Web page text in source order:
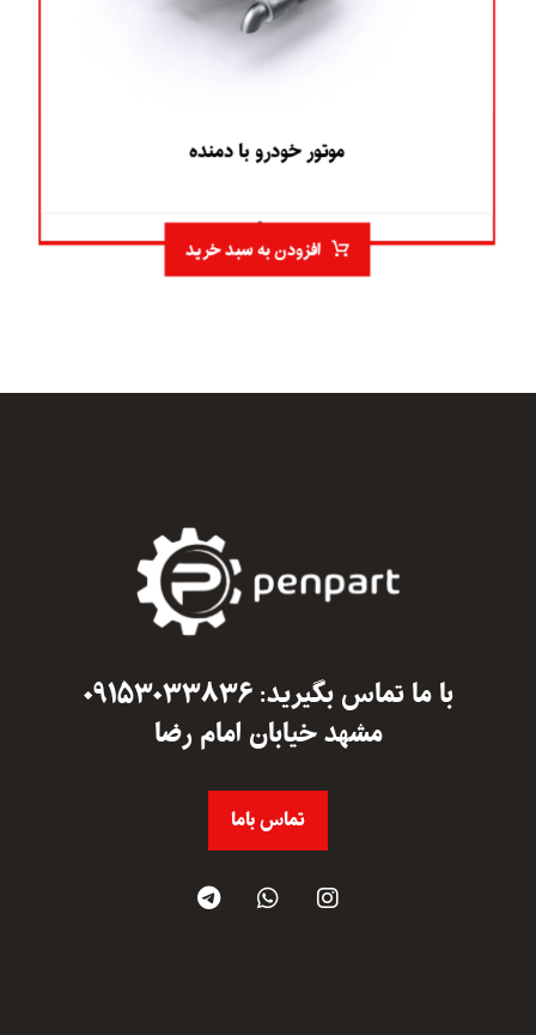
موتور خودرو با دمنده
۵.۰
افزودن به سبد خرید
با ما تماس بگیرید: ۰۹۱۵۳۰۳۳۸۳۶
مشهد خیابان امام رضا
تماس باما